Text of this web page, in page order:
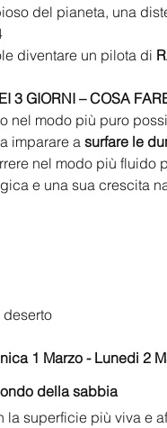
del pianeta, una
diventare un pilota di
3 GIORNI – COSA
nel modo più puro
imparare a surfare le
nel modo più fluido
e una sua crescita
1 Marzo - Lunedi 2
della sabbia
la superficie più viva e